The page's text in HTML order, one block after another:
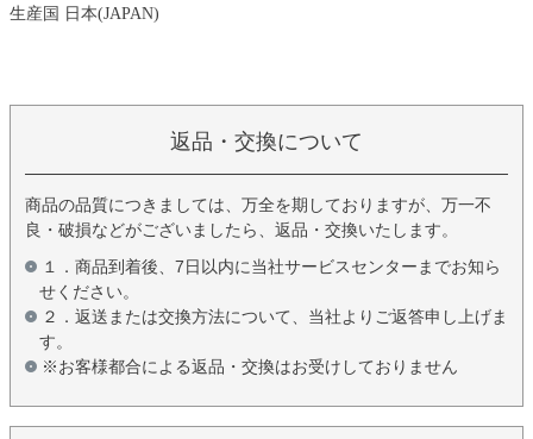
生産国 日本(JAPAN)
返品・交換について
商品の品質につきましては、万全を期しておりますが、万一不
良・破損などがございましたら、返品・交換いたします。
１．商品到着後、7日以内に当社サービスセンターまでお知ら
せください。
２．返送または交換方法について、当社よりご返答申し上げま
す。
※お客様都合による返品・交換はお受けしておりません